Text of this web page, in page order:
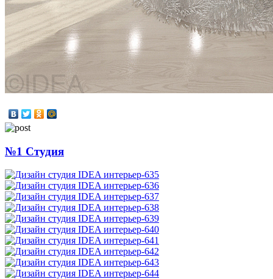
№1 Студия